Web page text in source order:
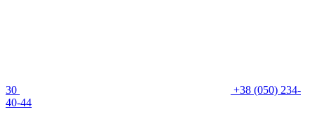
30
+38 (050) 234-
40-44